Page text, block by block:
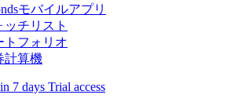
モバイルアプリ
ッチリスト
トフォリオ
計算機
7 days Trial access